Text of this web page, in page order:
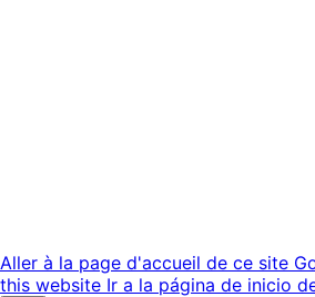
Aller à la page d'accueil de ce site
this website Ir a la página de inicio